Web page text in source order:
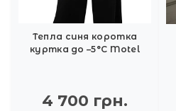
Тепла синя коротка
куртка до –5°C Motel
4 700 грн.